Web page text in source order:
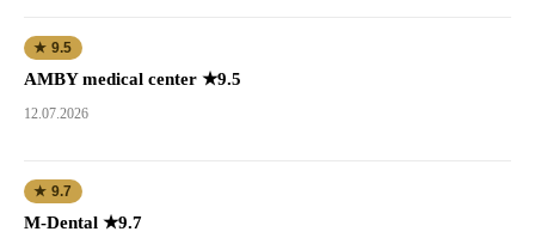
★ 9.5
AMBY medical center ★9.5
12.07.2026
★ 9.7
M-Dental ★9.7